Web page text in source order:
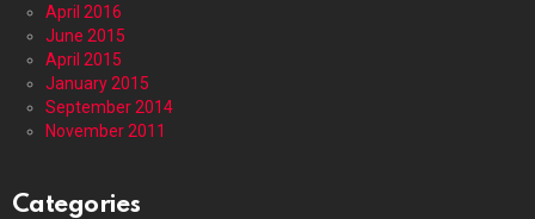
April 2016
June 2015
April 2015
January 2015
September 2014
November 2011
Categories